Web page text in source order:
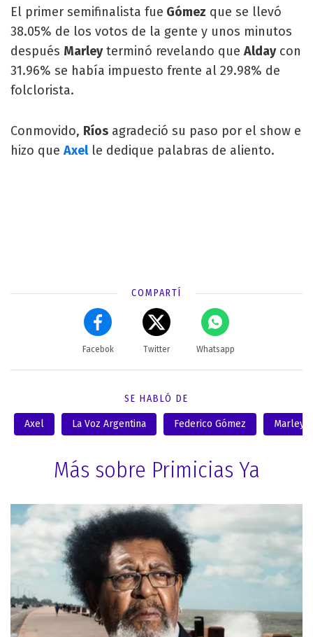
El primer semifinalista fue Gómez que se llevó
38.05% de los votos de la gente y unos minutos
después Marleyterminó revelando que Aldaycon
31.96% se había impuesto frente al 29.98% de
folclorista.
Conmovido, Ríos agradeció su paso por el show e
hizo que Axelle dedique palabras de aliento.
COMPARTÍ
Facebok Twitter Whatsapp
SE HABLÓ DE
Axel La Voz Argentina Federico Gómez Marley
Más sobre Primicias Ya